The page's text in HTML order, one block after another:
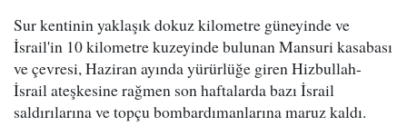
Sur kentinin yaklaşık dokuz kilometre güneyinde ve
İsrail'in 10 kilometre kuzeyinde bulunan Mansuri kasabası
ve çevresi, Haziran ayında yürürlüğe giren Hizbullah-
İsrail ateşkesine rağmen son haftalarda bazı İsrail
saldırılarına ve topçu bombardımanlarına maruz kaldı.